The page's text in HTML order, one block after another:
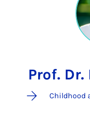
Prof.
Childhood